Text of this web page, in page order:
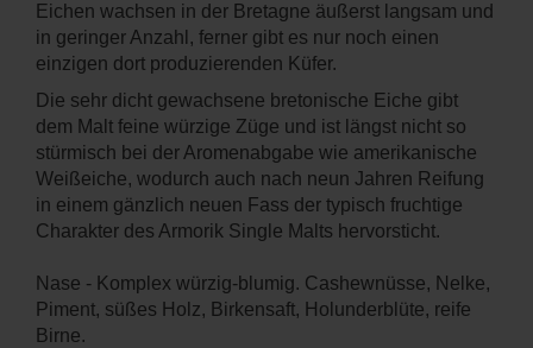
Eichen wachsen in der Bretagne äußerst langsam und
in geringer Anzahl, ferner gibt es nur noch einen
einzigen dort produzierenden Küfer.
Die sehr dicht gewachsene bretonische Eiche gibt
dem Malt feine würzige Züge und ist längst nicht so
stürmisch bei der Aromenabgabe wie amerikanische
Weißeiche, wodurch auch nach neun Jahren Reifung
in einem gänzlich neuen Fass der typisch fruchtige
Charakter des Armorik Single Malts hervorsticht.
Nase - Komplex würzig-blumig. Cashewnüsse, Nelke,
Piment, süßes Holz, Birkensaft, Holunderblüte, reife
Birne.